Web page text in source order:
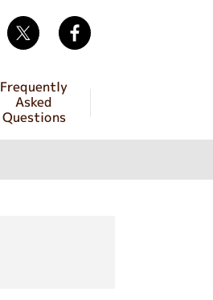
Frequently
Asked
Questions
Twitter